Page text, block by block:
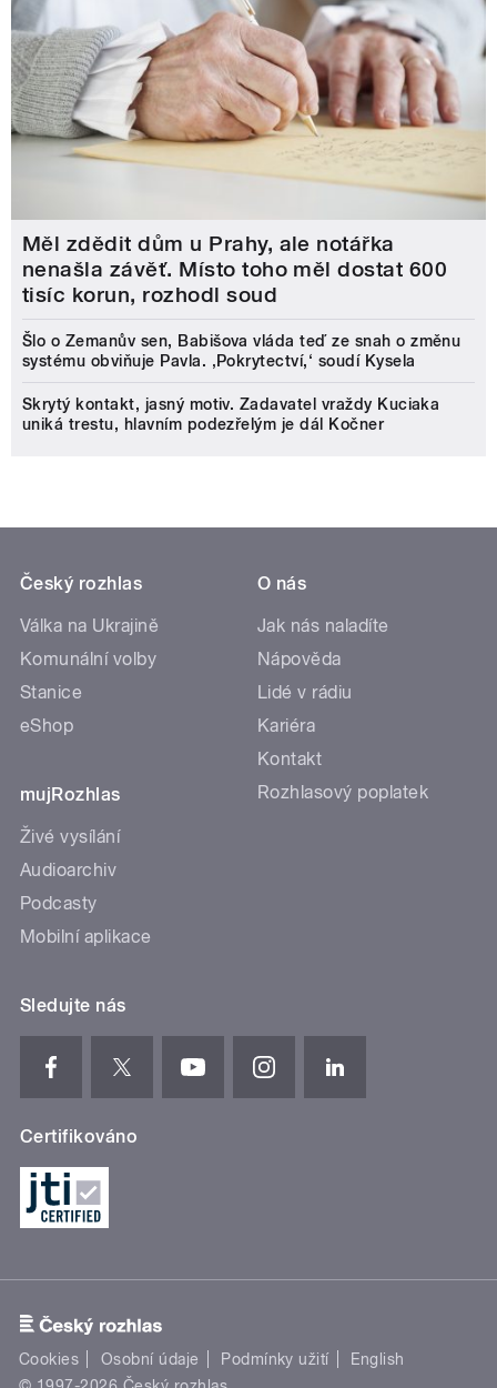
Měl zdědit dům u Prahy, ale notářka
nenašla závěť. Místo toho měl dostat 600
tisíc korun, rozhodl soud
Šlo o Zemanův sen, Babišova vláda teď ze snah o změnu
systému obviňuje Pavla. ‚Pokrytectví,‘ soudí Kysela
Skrytý kontakt, jasný motiv. Zadavatel vraždy Kuciaka
uniká trestu, hlavním podezřelým je dál Kočner
Český rozhlas
Válka na Ukrajině
Komunální volby
Stanice
eShop
mujRozhlas
Živé vysílání
Audioarchiv
Podcasty
Mobilní aplikace
O nás
Jak nás naladíte
Nápověda
Lidé v rádiu
Kariéra
Kontakt
Rozhlasový poplatek
Sledujte nás
Certifikováno
Cookies Osobní údaje Podmínky užití
English